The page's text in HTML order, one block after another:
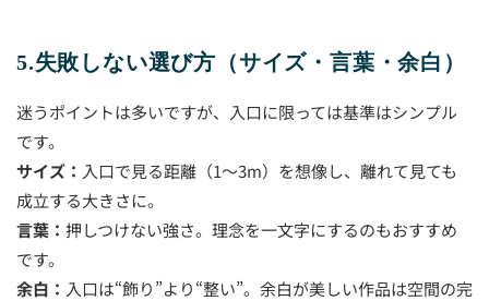
5.失敗しない選び方（サイズ・言葉・余白）
迷うポイントは多いですが、入口に限っては基準はシンプル
です。
サイズ： 入口で見る距離（1〜3m）を想像し、離れて見ても
成立する大きさに。
言葉： 押しつけない強さ。理念を一文字にするのもおすすめ
です。
余白： 入口は“飾り”より“整い”。余白が美しい作品は空間の完